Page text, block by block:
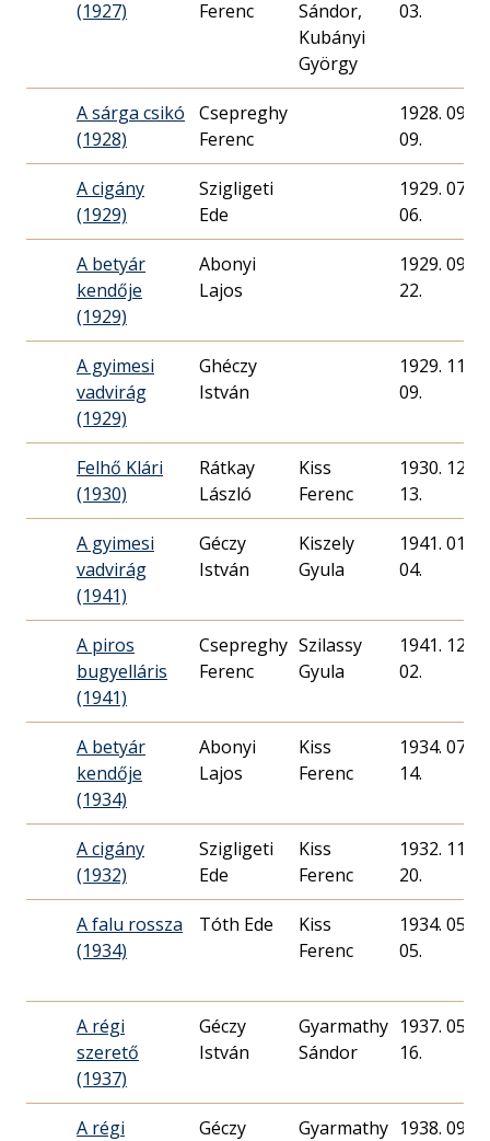
(1927) Ferenc
Sándor,
Kubányi
György
03.
A sárga csikó
(1928)
Csepreghy
Ferenc
1928. 09.
09.
A cigány
(1929)
Szigligeti
Ede
1929. 07.
06.
A betyár
kendője
(1929)
Abonyi
Lajos
1929. 09.
22.
A gyimesi
vadvirág
(1929)
Ghéczy
István
1929. 11.
09.
Felhő Klári
(1930)
Rátkay
László
Kiss
Ferenc
1930. 12.
13.
A gyimesi
vadvirág
(1941)
Géczy
István
Kiszely
Gyula
1941. 01.
04.
A piros
bugyelláris
(1941)
Csepreghy
Ferenc
Szilassy
Gyula
1941. 12.
02.
A betyár
kendője
(1934)
Abonyi
Lajos
Kiss
Ferenc
1934. 07.
14.
A cigány
(1932)
Szigligeti
Ede
Kiss
Ferenc
1932. 11.
20.
A falu rossza
(1934)
Tóth Ede
Kiss
Ferenc
1934. 05.
05.
A régi
szerető
(1937)
Géczy
István
Gyarmathy
Sándor
1937. 05.
16.
A régi
Géczy
Gyarmathy 1938. 09.